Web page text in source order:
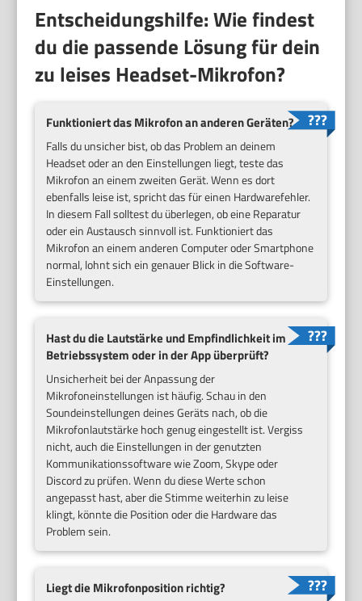
Entscheidungshilfe: Wie findest
du die passende Lösung für dein
zu leises Headset-Mikrofon?
Funktioniert das Mikrofon an anderen Geräten?
Falls du unsicher bist, ob das Problem an deinem
Headset oder an den Einstellungen liegt, teste das
Mikrofon an einem zweiten Gerät. Wenn es dort
ebenfalls leise ist, spricht das für einen Hardwarefehler.
In diesem Fall solltest du überlegen, ob eine Reparatur
oder ein Austausch sinnvoll ist. Funktioniert das
Mikrofon an einem anderen Computer oder Smartphone
normal, lohnt sich ein genauer Blick in die Software-
Einstellungen.
Hast du die Lautstärke und Empfindlichkeit im
Betriebssystem oder in der App überprüft?
Unsicherheit bei der Anpassung der
Mikrofoneinstellungen ist häufig. Schau in den
Soundeinstellungen deines Geräts nach, ob die
Mikrofonlautstärke hoch genug eingestellt ist. Vergiss
nicht, auch die Einstellungen in der genutzten
Kommunikationssoftware wie Zoom, Skype oder
Discord zu prüfen. Wenn du diese Werte schon
angepasst hast, aber die Stimme weiterhin zu leise
klingt, könnte die Position oder die Hardware das
Problem sein.
Liegt die Mikrofonposition richtig?